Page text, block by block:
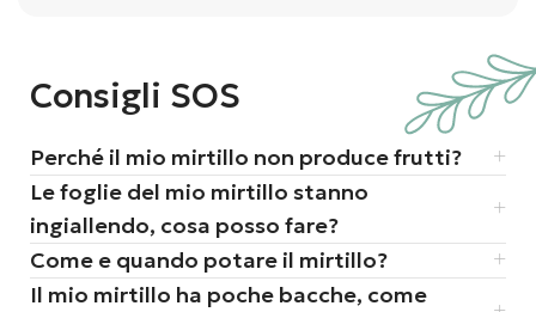
Consigli SOS
Perché il mio mirtillo non produce frutti?
Le foglie del mio mirtillo stanno
ingiallendo, cosa posso fare?
Come e quando potare il mirtillo?
Il mio mirtillo ha poche bacche, come